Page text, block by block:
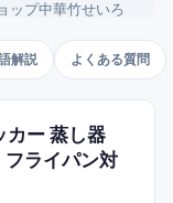
ップ中華竹せいろ
、竹虎 蒸とら杉蒸
Toffy電気蒸し器、
から選べる。本ラ
に、1,100円の霜山
鍋セットまで、価
解説 よくある質問
カー 蒸し器
ライパン対